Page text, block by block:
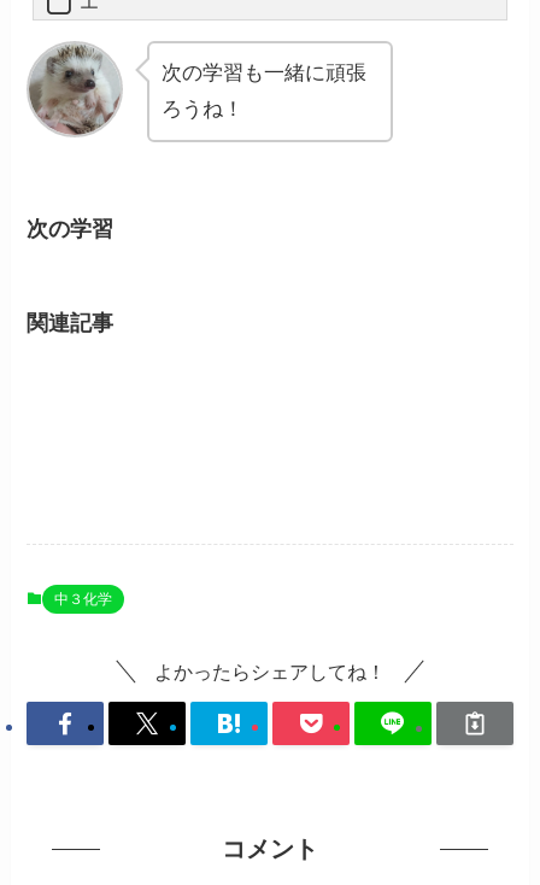
次の学習も一緒に頑張
ろうね！
次の学習
関連記事
中３化学
よかったらシェアしてね！
コメント